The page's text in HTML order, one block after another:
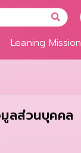
Leaning Mission
ลส่วนบุคคล